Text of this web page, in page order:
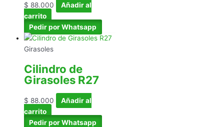
$ 88.000
Añadir al
carrito
Pedir por Whatsapp
Girasoles
Cilindro de
Girasoles R27
$ 88.000
Añadir al
carrito
Pedir por Whatsapp